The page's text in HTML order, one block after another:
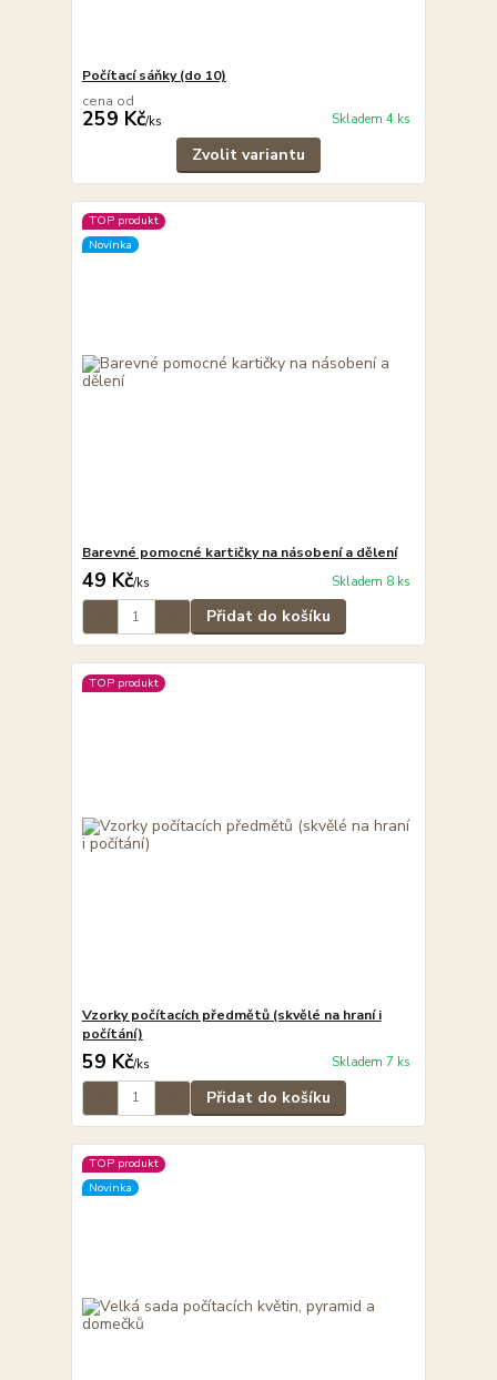
Počítací sáňky (do 10)
cena od
259 Kč/ks Skladem 4 ks
Zvolit variantu
TOP produkt
Novinka
Barevné pomocné kartičky na násobení a dělení
49 Kč/ks Skladem 8 ks
Přidat do košíku
TOP produkt
Vzorky počítacích předmětů (skvělé na hraní i
počítání)
59 Kč/ks Skladem 7 ks
Přidat do košíku
TOP produkt
Novinka